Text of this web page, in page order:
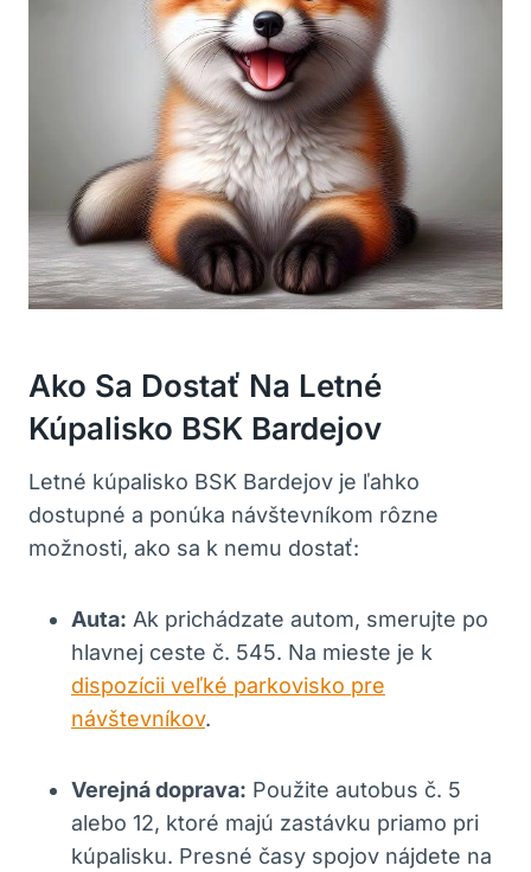
Ako Sa Dostať Na Letné
Kúpalisko BSK Bardejov
Letné kúpalisko BSK Bardejov je ľahko
dostupné a ponúka návštevníkom rôzne
možnosti, ako sa k nemu dostať:
Auta: Ak prichádzate autom, smerujte po
hlavnej ceste č. 545. Na mieste je k
dispozícii veľké parkovisko pre
návštevníkov.
Verejná doprava: Použite autobus č. 5
alebo 12, ktoré majú zastávku priamo pri
kúpalisku. Presné časy spojov nájdete na